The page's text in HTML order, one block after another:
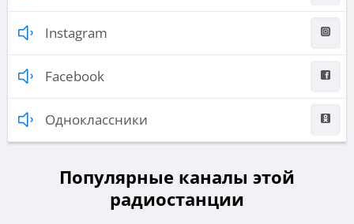
Instagram
Facebook
Одноклассники
Популярные каналы этой
радиостанции